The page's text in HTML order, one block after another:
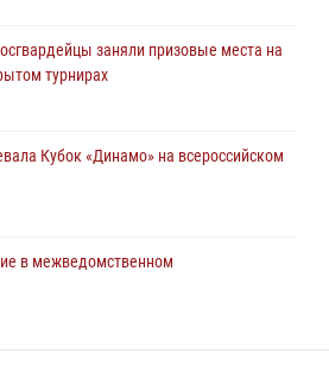
подразделения в эфире телекомпании
заняли призовые места на
турнирах
Кубок «Динамо» на всероссийском
в межведомственном